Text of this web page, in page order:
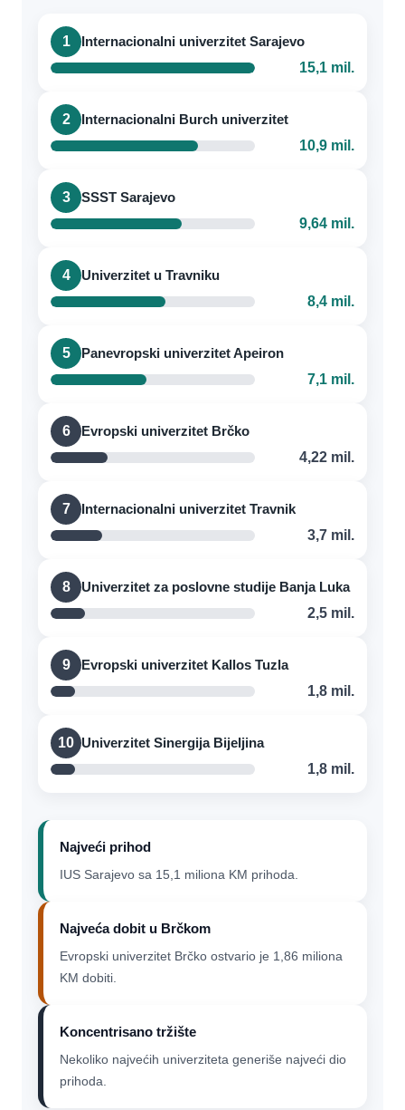
1
Internacionalni univerzitet Sarajevo
15,1 mil.
2
Internacionalni Burch univerzitet
10,9 mil.
3
SSST Sarajevo
9,64 mil.
4
Univerzitet u Travniku
8,4 mil.
5
Panevropski univerzitet Apeiron
7,1 mil.
6
Evropski univerzitet Brčko
4,22 mil.
7
Internacionalni univerzitet Travnik
3,7 mil.
8
Univerzitet za poslovne studije Banja Luka
2,5 mil.
9
Evropski univerzitet Kallos Tuzla
1,8 mil.
10 Univerzitet Sinergija Bijeljina
1,8 mil.
Najveći prihod
IUS Sarajevo sa 15,1 miliona KM prihoda.
Najveća dobit u Brčkom
Evropski univerzitet Brčko ostvario je 1,86 miliona
KM dobiti.
Koncentrisano tržište
Nekoliko najvećih univerziteta generiše najveći dio
prihoda.